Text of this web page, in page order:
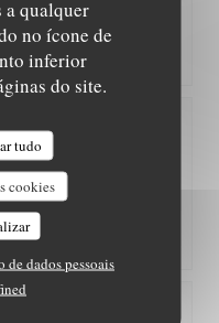
a qualquer
no ícone de
inferior
do site.
tudo
cookies
dados pessoais
/5 quality_price
/5 quality_price
mets